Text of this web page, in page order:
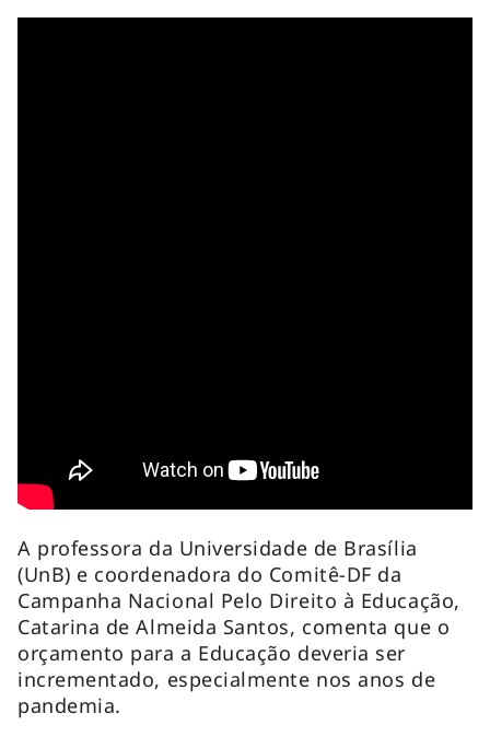
A professora da Universidade de Brasília
(UnB) e coordenadora do Comitê-DF da
Campanha Nacional Pelo Direito à Educação,
Catarina de Almeida Santos, comenta que o
orçamento para a Educação deveria ser
incrementado, especialmente nos anos de
pandemia.